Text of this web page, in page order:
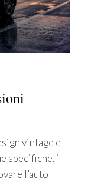
vintage e
specifiche, i
l’auto